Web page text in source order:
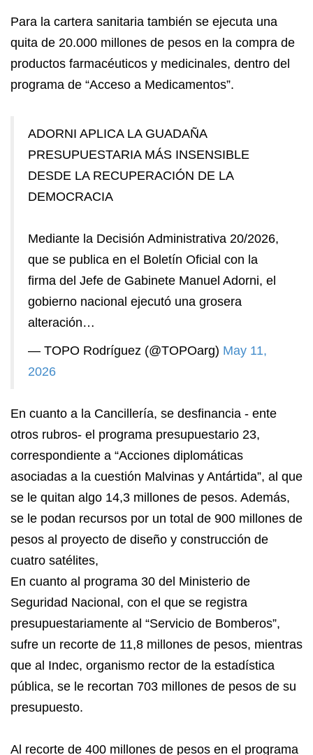
Para la cartera sanitaria también se ejecuta una
quita de 20.000 millones de pesos en la compra de
productos farmacéuticos y medicinales, dentro del
programa de “Acceso a Medicamentos”.
ADORNI APLICA LA GUADAÑA
PRESUPUESTARIA MÁS INSENSIBLE
DESDE LA RECUPERACIÓN DE LA
DEMOCRACIA
Mediante la Decisión Administrativa 20/2026,
que se publica en el Boletín Oficial con la
firma del Jefe de Gabinete Manuel Adorni, el
gobierno nacional ejecutó una grosera
alteración…
— TOPO Rodríguez (@TOPOarg) May 11,
2026
En cuanto a la Cancillería, se desfinancia - ente
otros rubros- el programa presupuestario 23,
correspondiente a “Acciones diplomáticas
asociadas a la cuestión Malvinas y Antártida”, al que
se le quitan algo 14,3 millones de pesos. Además,
se le podan recursos por un total de 900 millones de
pesos al proyecto de diseño y construcción de
cuatro satélites,
En cuanto al programa 30 del Ministerio de
Seguridad Nacional, con el que se registra
presupuestariamente al “Servicio de Bomberos”,
sufre un recorte de 11,8 millones de pesos, mientras
que al Indec, organismo rector de la estadística
pública, se le recortan 703 millones de pesos de su
presupuesto.
Al recorte de 400 millones de pesos en el programa